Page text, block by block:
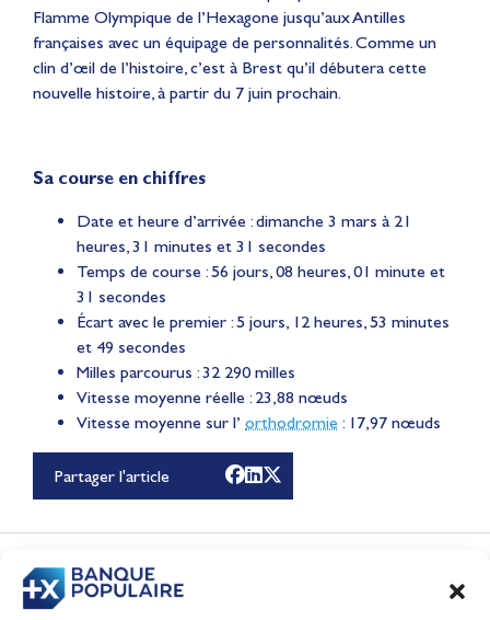
Flamme Olympique de l’Hexagone jusqu’aux Antilles
françaises avec un équipage de personnalités. Comme un
clin d’œil de l’histoire, c’est à Brest qu’il débutera cette
nouvelle histoire, à partir du 7 juin prochain.
Sa course en chiffres
Date et heure d’arrivée : dimanche 3 mars à 21
heures, 31 minutes et 31 secondes
Temps de course : 56 jours, 08 heures, 01 minute et
31 secondes
Écart avec le premier : 5 jours, 12 heures, 53 minutes
et 49 secondes
Milles parcourus : 32 290 milles
Vitesse moyenne réelle : 23,88 nœuds
Vitesse moyenne sur l’ orthodromie : 17,97 nœuds
Partager l'article
CONTENUS
Le récap de Juin 2026